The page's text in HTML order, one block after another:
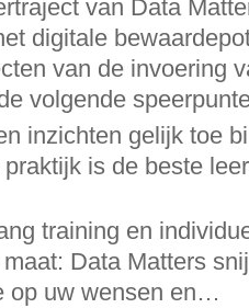
van Data
digitale
van de invoering
volgende
inzichten gelijk toe
is de beste
training en
Data Matters
op uw wensen en…